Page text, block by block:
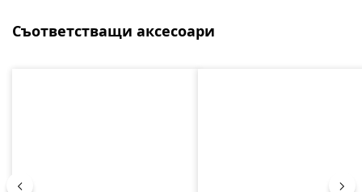
Пропуснете продуктовата галерия
Съответстващи аксесоари